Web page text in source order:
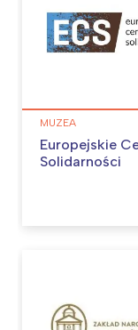
MUZEA
Europejskie
Solidarności
Łódź
Wrocław